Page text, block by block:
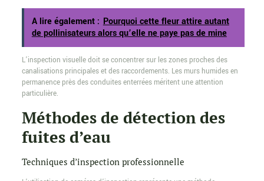
A lire également : Pourquoi cette fleur attire autant
de pollinisateurs alors qu’elle ne paye pas de mine
L’inspection visuelle doit se concentrer sur les zones proches des
canalisations principales et des raccordements. Les murs humides en
permanence près des conduites enterrées méritent une attention
particulière.
Méthodes de détection des
fuites d’eau
Techniques d’inspection professionnelle